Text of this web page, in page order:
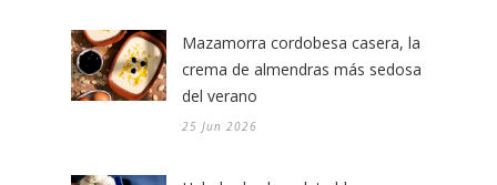
Mazamorra cordobesa casera, la
crema de almendras más sedosa
del verano
25 Jun 2026